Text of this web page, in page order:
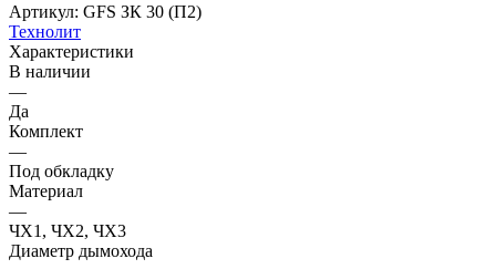
Артикул: GFS ЗК 30 (П2)
Технолит
Характеристики
В наличии
—
Да
Комплект
—
Под обкладку
Материал
—
ЧХ1, ЧХ2, ЧХ3
Диаметр дымохода